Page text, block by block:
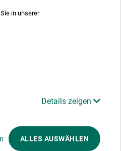
in unserer
Details zeigen
ALLES AUSWÄHLEN
Pastell